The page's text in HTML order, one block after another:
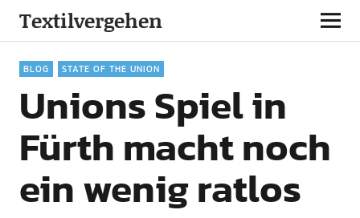
Textilvergehen
BLOG STATE OF THE UNION
Unions Spiel in
Fürth macht noch
ein wenig ratlos